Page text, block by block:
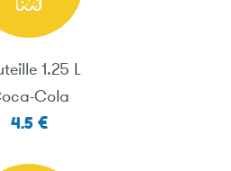
1.25 L
Cola
4.5 €